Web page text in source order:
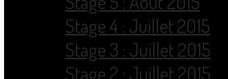
Stage 4 : Juillet 2015
Stage 3 : Juillet 2015
Stage 2 : Juillet 2015